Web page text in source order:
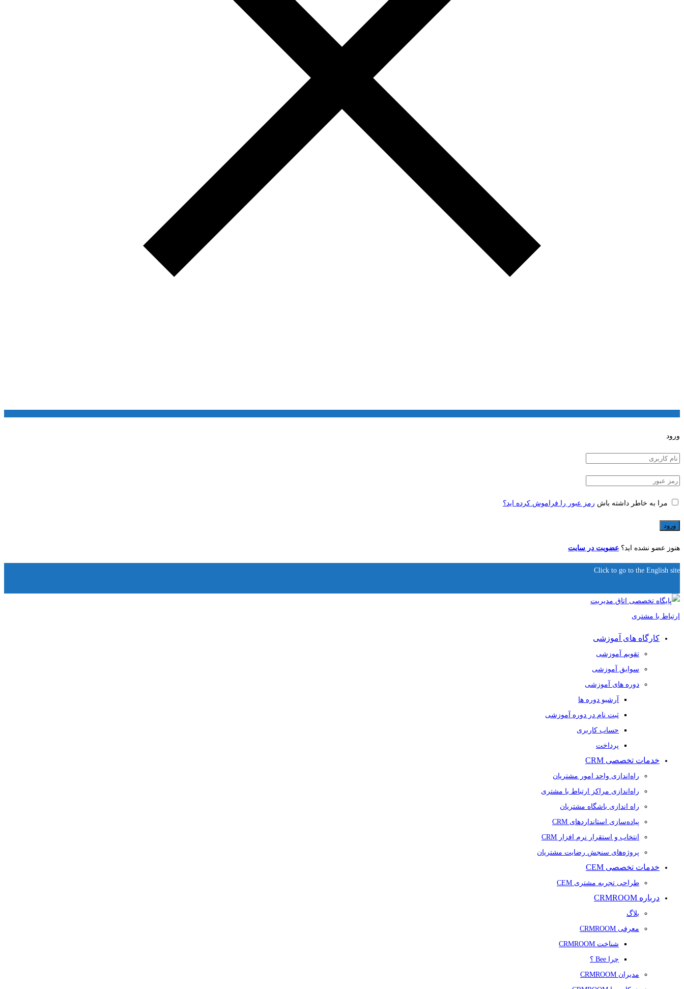
ورود
مرا به خاطر داشته باش رمز عبور را فراموش کرده اید؟
هنوز عضو نشده اید؟ عضویت در سایت
Click to go to the English site
کارگاه های آموزشی
تقویم آموزشی
سوابق آموزشی
دوره های آموزشی
آرشیو دوره ها
ثبت نام در دوره آموزشی
حساب کاربری
پرداخت
خدمات تخصصی CRM
راه‌اندازی واحد امور مشتریان
راه‌اندازی مراکز ارتباط با مشتری
راه اندازی باشگاه مشتریان
پیاده‌سازی استانداردهای CRM
انتخاب و استقرار نرم افزار CRM
پروژه‌های سنجش رضایت مشتریان
خدمات تخصصی CEM
طراحی تجربه مشتری CEM
درباره CRMROOM
بلاگ
معرفی CRMROOM
شناخت CRMROOM
چرا Bee ؟
مدیران CRMROOM